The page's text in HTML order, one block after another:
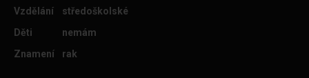
Vzdělání
středoškolské
Děti
nemám
Znamení
rak